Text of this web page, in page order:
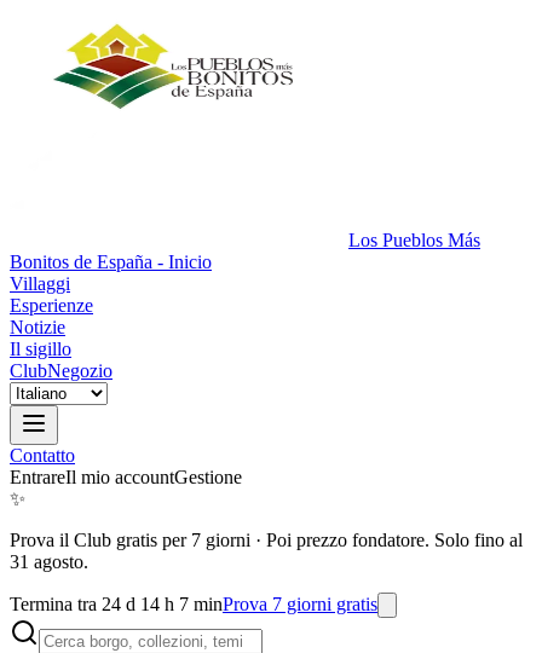
Los Pueblos Más
Bonitos de España - Inicio
Villaggi
Esperienze
Notizie
Il sigillo
ClubNegozio
Contatto
EntrareIl mio accountGestione
✨
Prova il Club gratis per 7 giorni · Poi prezzo fondatore. Solo fino al
31 agosto.
Termina tra 24 d 14 h 7 minProva 7 giorni gratis